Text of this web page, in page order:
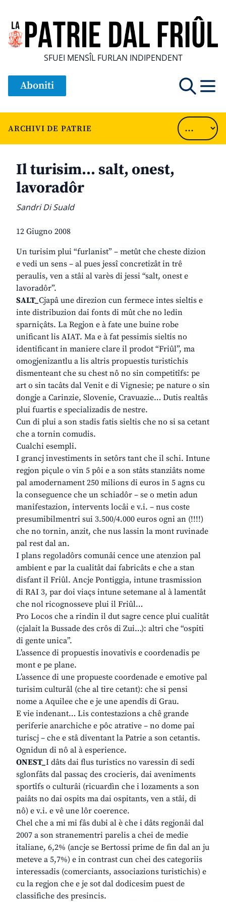
SFUEI MENSÎL FURLAN INDIPENDENT
Aboniti
ARCHIVI DE PATRIE
Il turisim… salt, onest,
lavoradôr
Sandri Di Suald
12 Giugno 2008
Un turisim plui “furlanist” – metût che cheste dizion
e vedi un sens – al pues jessî concretizât in trê
peraulis, ven a stâi al varès di jessi “salt, onest e
lavoradôr”.
SALT_Cjapâ une direzion cun fermece intes sieltis e
inte distribuzion dai fonts di mût che no ledin
sparniçâts. La Regjon e à fate une buine robe
unificant lis AIAT. Ma e à fat pessimis sieltis no
identificant in maniere clare il prodot “Friûl”, ma
omogjenizantlu a lis altris propuestis turistichis
dismenteant che su chest nô no sin competitîfs: pe
art o sin tacâts dal Venit e di Vignesie; pe nature o sin
dongje a Carinzie, Slovenie, Cravuazie… Dutis realtâs
plui fuartis e specializadis de nestre.
Cun di plui a son stadis fatis sieltis che no si sa cetant
che a tornin comudis.
Cualchi esempli.
I grancj investiments in setôrs tant che il schi. Intune
regjon piçule o vin 5 pôi e a son stâts stanziâts nome
pal amodernament 250 milions di euros in 5 agns cu
la conseguence che un schiadôr – se o metin adun
manifestazion, intervents locâi e v.i. – nus coste
presumibilmentri sui 3.500/4.000 euros ogni an (!!!!)
che no tornin, anzit, che nus lassin la mont ruvinade
pal rest dal an.
I plans regoladôrs comunâi cence une atenzion pal
ambient e par la cualitât dai fabricâts e che a stan
disfant il Friûl. Ancje Pontiggia, intune trasmission
di RAI 3, par doi viaçs intune setemane al à lamentât
che nol ricognosseve plui il Friûl…
Pro Locos che a rindin il dut sagre cence plui cualitât
(cjalait la Bussade des crôs di Zui…): altri che “ospiti
di gente unica”.
L’assence di propuestis inovativis e coordenadis pe
mont e pe plane.
L’assence di une propueste coordenade e emotive pal
turisim culturâl (che al tire cetant): che si pensi
nome a Aquilee che e je une apendîs di Grau.
E vie indenant… Lis contestazions a chê grande
periferie anarchiche e pôc atrative – no dome pai
turiscj – che e stâ diventant la Patrie a son cetantis.
Ognidun di nô al à esperience.
ONEST_I dâts dai flus turistics no varessin di sedi
sglonfâts dal passaç des crocieris, dai aveniments
sportîfs o culturâi (ricuardìn che i lozaments a son
paiâts no dai ospits ma dai ospitants, ven a stâi, di
nô) e v.i. e vê une lôr coerence.
Chel che a mi mi fâs dubi al è che i dâts regjonâi dal
2007 a son stranementri parelis a chei de medie
italiane, 6,2% (ancje se Bertossi prime de fin dal an ju
meteve a 5,7%) e in contrast cun chei des categoriis
interessadis (comerciants, associazions turistichis) e
cu la regjon che e je sot dal dodicesim puest de
classifiche des presincis.